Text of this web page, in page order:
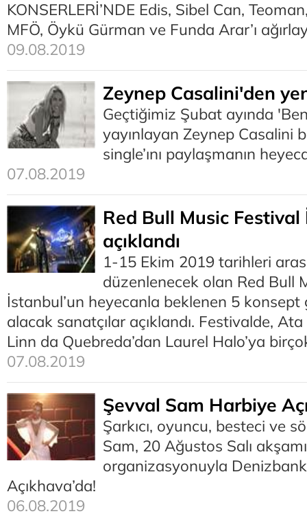
KONSERLERİ’NDE Edis, Sibel Can,
MFÖ, Öykü Gürman ve Funda Arar’ı
09.08.2019
Zeynep Casalini'den
Geçtiğimiz Şubat ayında
yayınlayan Zeynep Casalini
single’ını paylaşmanın
07.08.2019
Red Bull Music
açıklandı
1-15 Ekim 2019 tarihleri
düzenlenecek olan Red Bull
İstanbul’un heyecanla beklenen 5 konsept
alacak sanatçılar açıklandı. Festivalde, Ata
Linn da Quebreda’dan Laurel Halo’ya
07.08.2019
Şevval Sam Harbiye
Şarkıcı, oyuncu, besteci ve
Sam, 20 Ağustos Salı
organizasyonuyla
Açıkhava’da!
06.08.2019